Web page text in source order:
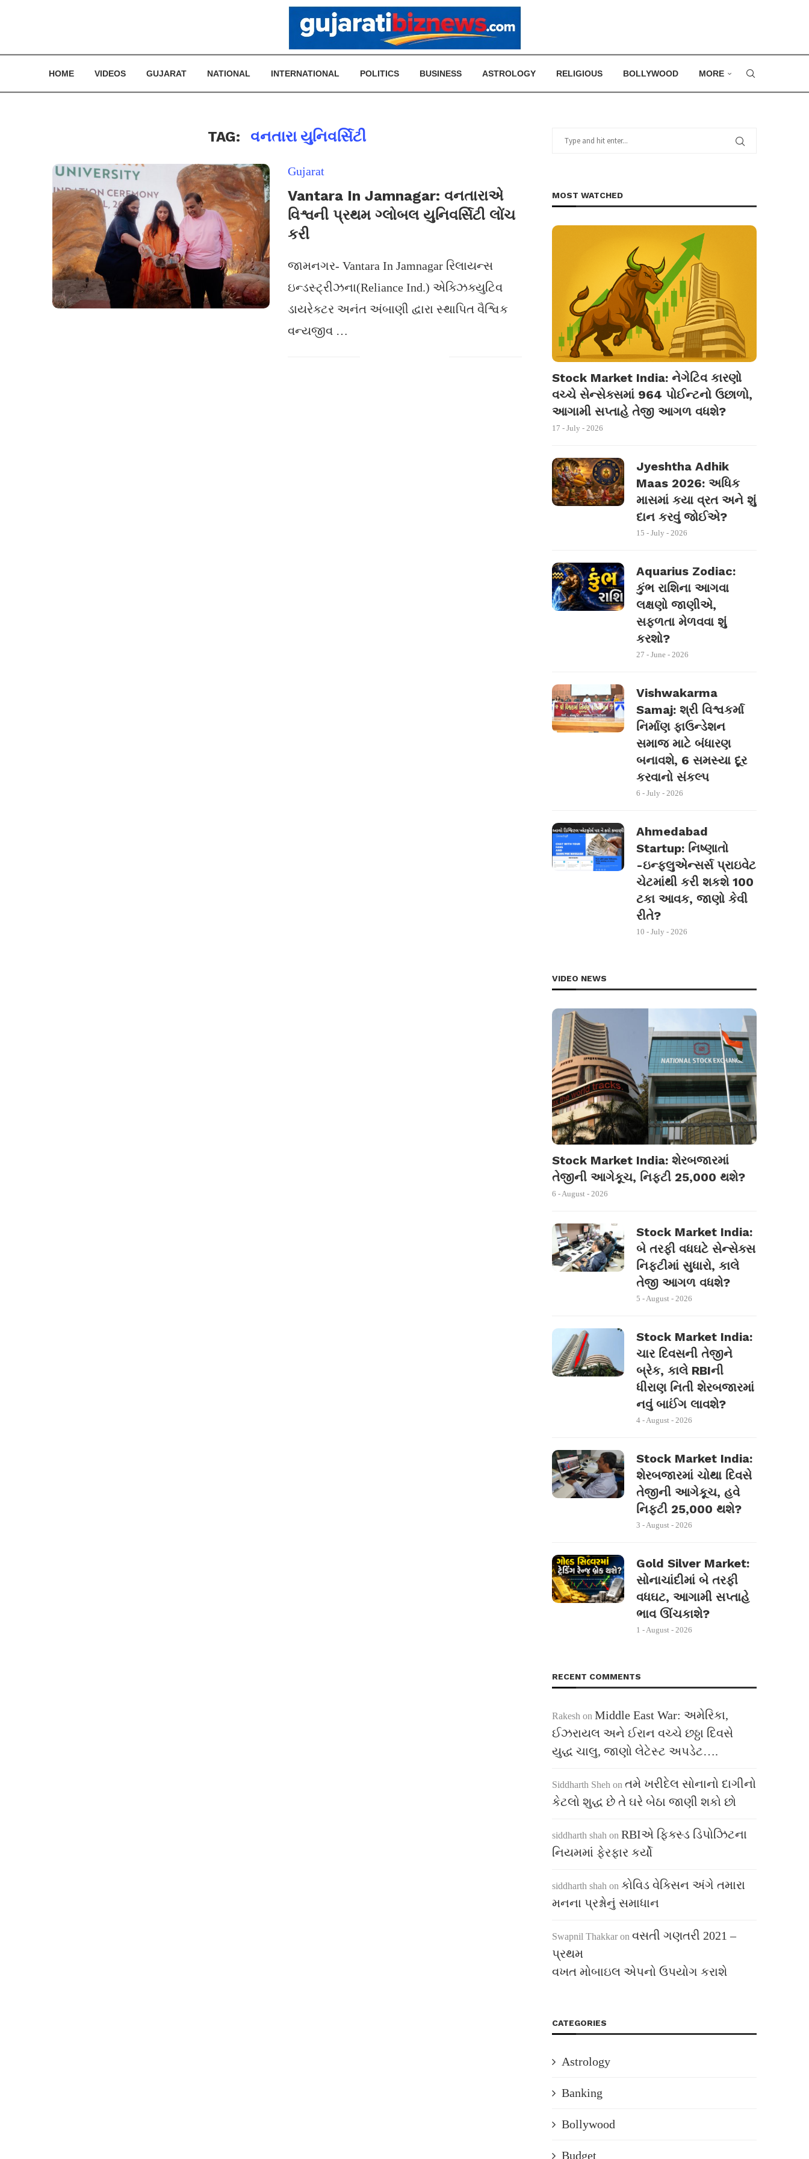
HOME VIDEOS GUJARAT NATIONAL INTERNATIONAL POLITICS BUSINESS ASTROLOGY RELIGIOUS BOLLYWOOD MORE
TAG: વનતારા યુનિવર્સિટી
Gujarat
Vantara In Jamnagar: વનતારાએ
વિશ્વની પ્રથમ ગ્લોબલ યુનિવર્સિટી લોંચ
કરી
જામનગર- Vantara In Jamnagar રિલાયન્સ
ઇન્ડસ્ટ્રીઝના(Reliance Ind.) એક્ઝિક્યુટિવ
ડાયરેક્ટર અનંત અંબાણી દ્વારા સ્થાપિત વૈશ્વિક
વન્યજીવ …
MOST WATCHED
Stock Market India: નેગેટિવ કારણો
વચ્ચે સેન્સેક્સમાં 964 પોઈન્ટનો ઉછાળો,
આગામી સપ્તાહે તેજી આગળ વધશે?
17 - July - 2026
Jyeshtha Adhik
Maas 2026: અધિક
માસમાં કયા વ્રત અને શું
દાન કરવું જોઈએ?
15 - July - 2026
Aquarius Zodiac:
કુંભ રાશિના આગવા
લક્ષણો જાણીએ,
સફળતા મેળવવા શું
કરશો?
27 - June - 2026
Vishwakarma
Samaj: શ્રી વિશ્વકર્મા
નિર્માણ ફાઉન્ડેશન
સમાજ માટે બંધારણ
બનાવશે, 6 સમસ્યા દૂર
કરવાનો સંકલ્પ
6 - July - 2026
Ahmedabad
Startup: નિષ્ણાતો
-ઇન્ફ્લુએન્સર્સ પ્રાઇવેટ
ચેટમાંથી કરી શકશે 100
ટકા આવક, જાણો કેવી
રીતે?
10 - July - 2026
VIDEO NEWS
Stock Market India: શેરબજારમાં
તેજીની આગેકૂચ, નિફ્ટી 25,000 થશે?
6 - August - 2026
Stock Market India:
બે તરફી વધઘટે સેન્સેક્સ
નિફ્ટીમાં સુધારો, કાલે
તેજી આગળ વધશે?
5 - August - 2026
Stock Market India:
ચાર દિવસની તેજીને
બ્રેક, કાલે RBIની
ધીરાણ નિતી શેરબજારમાં
નવું બાઈંગ લાવશે?
4 - August - 2026
Stock Market India:
શેરબજારમાં ચોથા દિવસે
તેજીની આગેકૂચ, હવે
નિફ્ટી 25,000 થશે?
3 - August - 2026
Gold Silver Market:
સોનાચાંદીમાં બે તરફી
વધઘટ, આગામી સપ્તાહે
ભાવ ઊંચકાશે?
1 - August - 2026
RECENT COMMENTS
Rakesh on Middle East War: અમેરિકા,
ઈઝરાયલ અને ઈરાન વચ્ચે છઠ્ઠા દિવસે
યુદ્ધ ચાલુ, જાણો લેટેસ્ટ અપડેટ….
Siddharth Sheh on તમે ખરીદેલ સોનાનો દાગીનો
કેટલો શુદ્ધ છે તે ઘરે બેઠા જાણી શકો છો
siddharth shah on RBIએ ફિક્સ્ડ ડિપોઝિટના
નિયમમાં ફેરફાર કર્યો
siddharth shah on કોવિડ વેક્સિન અંગે તમારા
મનના પ્રશ્નોનું સમાધાન
Swapnil Thakkar on વસતી ગણતરી 2021 –
પ્રથમ
વખત મોબાઇલ એપનો ઉપયોગ કરાશે
CATEGORIES
Astrology
Banking
Bollywood
Budget